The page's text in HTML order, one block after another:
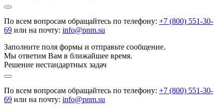
По всем вопросам обращайтесь по телефону: +7 (800) 551-30-
69 или на почту: info@pnm.su
Заполните поля формы и отправьте сообщение.
Мы ответим Вам в ближайшее время.
Решение нестандартных задач
По всем вопросам обращайтесь по телефону: +7 (800) 551-30-
69 или на почту: info@pnm.su